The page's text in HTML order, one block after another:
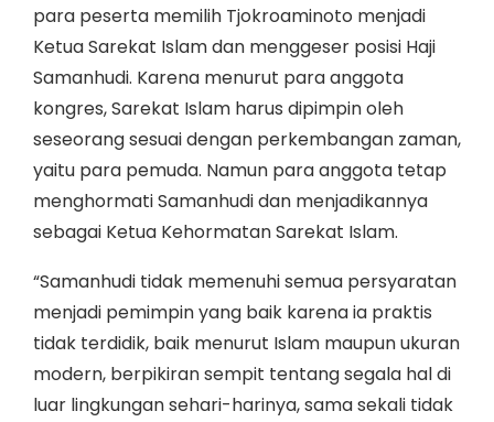
para peserta memilih Tjokroaminoto menjadi
Ketua Sarekat Islam dan menggeser posisi Haji
Samanhudi. Karena menurut para anggota
kongres, Sarekat Islam harus dipimpin oleh
seseorang sesuai dengan perkembangan zaman,
yaitu para pemuda. Namun para anggota tetap
menghormati Samanhudi dan menjadikannya
sebagai Ketua Kehormatan Sarekat Islam.
“Samanhudi tidak memenuhi semua persyaratan
menjadi pemimpin yang baik karena ia praktis
tidak terdidik, baik menurut Islam maupun ukuran
modern, berpikiran sempit tentang segala hal di
luar lingkungan sehari-harinya, sama sekali tidak